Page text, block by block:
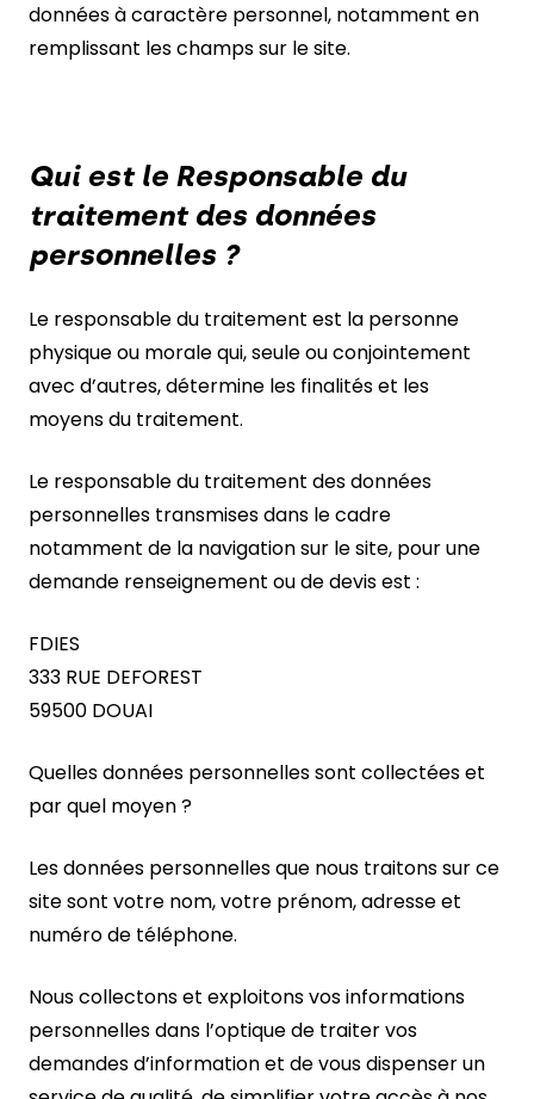
données à caractère personnel, notamment en
remplissant les champs sur le site.
Qui est le Responsable du
traitement des données
personnelles ?
Le responsable du traitement est la personne
physique ou morale qui, seule ou conjointement
avec d’autres, détermine les finalités et les
moyens du traitement.
Le responsable du traitement des données
personnelles transmises dans le cadre
notamment de la navigation sur le site, pour une
demande renseignement ou de devis est :
FDIES
333 RUE DEFOREST
59500 DOUAI
Quelles données personnelles sont collectées et
par quel moyen ?
Les données personnelles que nous traitons sur ce
site sont votre nom, votre prénom, adresse et
numéro de téléphone.
Nous collectons et exploitons vos informations
personnelles dans l’optique de traiter vos
demandes d’information et de vous dispenser un